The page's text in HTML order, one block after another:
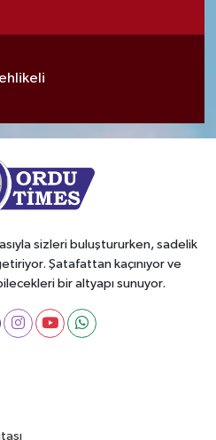
sizleri buluştururken, sadelik
Şatafattan kaçınıyor ve
bir altyapı sunuyor.